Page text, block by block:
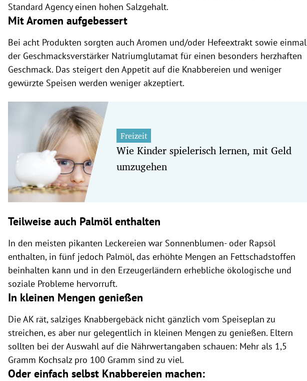
Standard Agency einen hohen Salzgehalt.
Mit Aromen aufgebessert
Bei acht Produkten sorgten auch Aromen und/oder Hefeextrakt sowie einmal
der Geschmacksverstärker Natriumglutamat für einen besonders herzhaften
Geschmack. Das steigert den Appetit auf die Knabbereien und weniger
gewürzte Speisen werden weniger akzeptiert.
Freizeit
Wie Kinder spielerisch lernen, mit Geld
umzugehen
Teilweise auch Palmöl enthalten
In den meisten pikanten Leckereien war Sonnenblumen- oder Rapsöl
enthalten, in fünf jedoch Palmöl, das erhöhte Mengen an Fettschadstoffen
beinhalten kann und in den Erzeugerländern erhebliche ökologische und
soziale Probleme hervorruft.
In kleinen Mengen genießen
Die AK rät, salziges Knabbergebäck nicht gänzlich vom Speiseplan zu
streichen, es aber nur gelegentlich in kleinen Mengen zu genießen. Eltern
sollten bei der Auswahl auf die Nährwertangaben schauen: Mehr als 1,5
Gramm Kochsalz pro 100 Gramm sind zu viel.
Oder einfach selbst Knabbereien machen: